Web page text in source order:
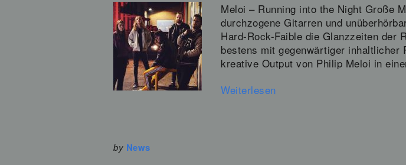
Meloi – Running into the Night Große
durchzogene Gitarren und
Hard-Rock-Faible die Glanzzeiten der
bestens mit gegenwärtiger inhaltlicher
kreative Output von Philip Meloi in
Weiterlesen
by News